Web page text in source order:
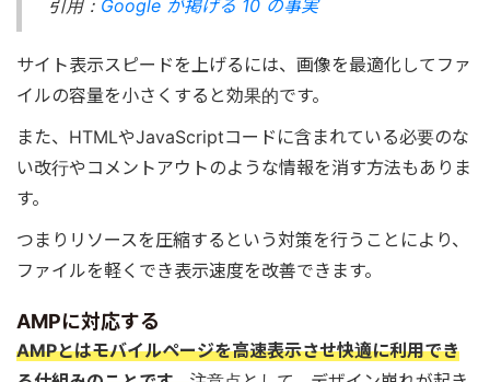
引用： Google が掲げる 10 の事実
サイト表示スピードを上げるには、画像を最適化してファ
イルの容量を小さくすると効果的です。
また、HTMLやJavaScriptコードに含まれている必要のな
い改行やコメントアウトのような情報を消す方法もありま
す。
つまりリソースを圧縮するという対策を行うことにより、
ファイルを軽くでき表示速度を改善できます。
AMPに対応する
AMPとはモバイルページを高速表示させ快適に利用でき